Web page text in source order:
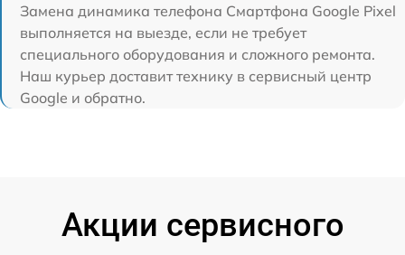
Замена динамика телефона Смартфона Google Pixel
выполняется на выезде, если не требует
специального оборудования и сложного ремонта.
Наш курьер доставит технику в сервисный центр
Google и обратно.
Акции сервисного